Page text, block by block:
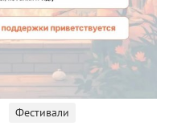
Фестивали